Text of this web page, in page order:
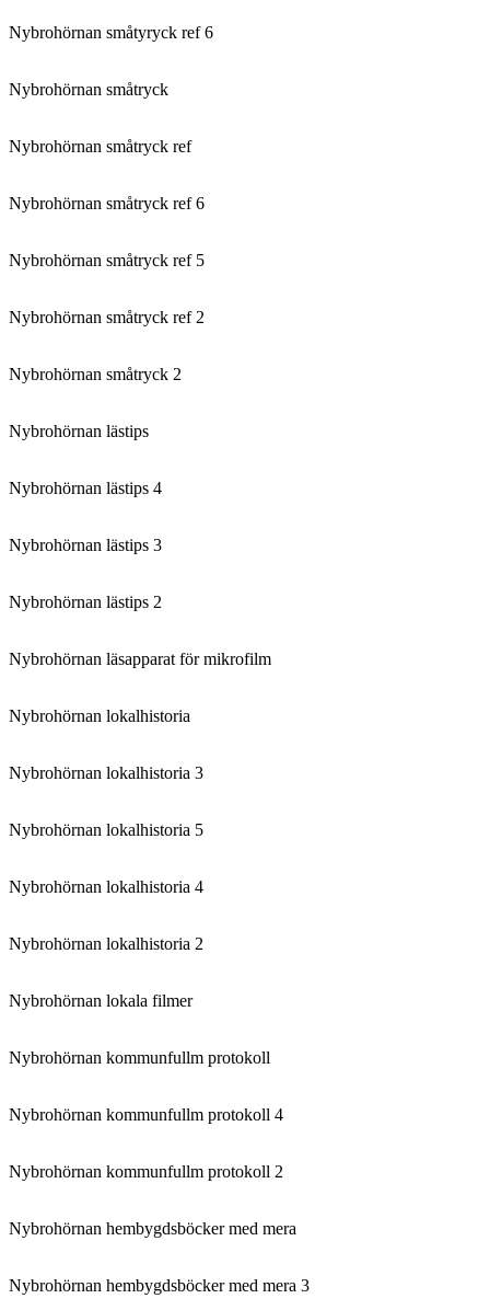
Nybrohörnan småtyryck ref 6
Nybrohörnan småtryck
Nybrohörnan småtryck ref
Nybrohörnan småtryck ref 6
Nybrohörnan småtryck ref 5
Nybrohörnan småtryck ref 2
Nybrohörnan småtryck 2
Nybrohörnan lästips
Nybrohörnan lästips 4
Nybrohörnan lästips 3
Nybrohörnan lästips 2
Nybrohörnan läsapparat för mikrofilm
Nybrohörnan lokalhistoria
Nybrohörnan lokalhistoria 3
Nybrohörnan lokalhistoria 5
Nybrohörnan lokalhistoria 4
Nybrohörnan lokalhistoria 2
Nybrohörnan lokala filmer
Nybrohörnan kommunfullm protokoll
Nybrohörnan kommunfullm protokoll 4
Nybrohörnan kommunfullm protokoll 2
Nybrohörnan hembygdsböcker med mera
Nybrohörnan hembygdsböcker med mera 3